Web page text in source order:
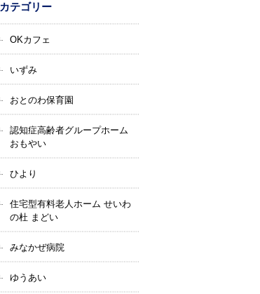
カテゴリー
OKカフェ
いずみ
おとのわ保育園
認知症高齢者グループホーム
おもやい
ひより
住宅型有料老人ホーム せいわ
の杜 まどい
みなかぜ病院
ゆうあい